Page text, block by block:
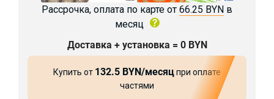
Рассрочка, оплата по карте от 66.25 BYN в
месяц
Доставка + установка = 0 BYN
Купить от 132.5 BYN/месяцпри оплате
частями